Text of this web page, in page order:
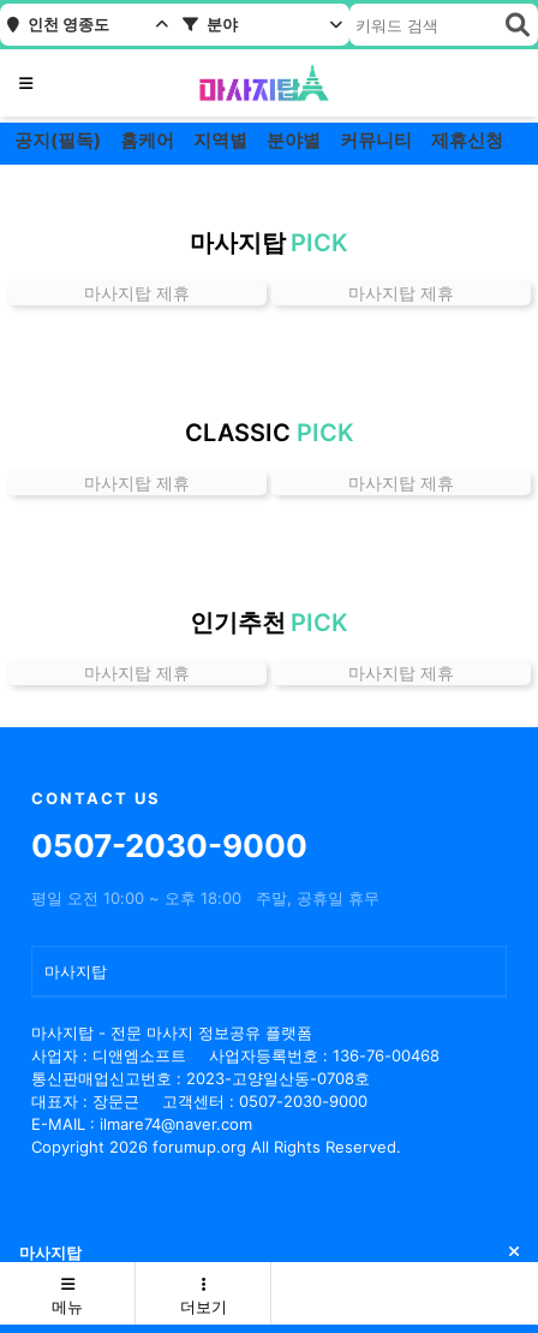
인천 영종도 분야
메뉴
공지(필독) 홈케어 지역별 분야별 커뮤니티 제휴신청
도
위
샵
천
마사지탑 PICK
마사지탑 제휴 마사지탑 제휴
CLASSIC PICK
마사지탑 제휴 마사지탑 제휴
인기추천 PICK
마사지탑 제휴 마사지탑 제휴
CONTACT US
0507-2030-9000
평일 오전 10:00 ~ 오후 18:00 주말, 공휴일 휴무
마사지탑
마사지탑 - 전문 마사지 정보공유 플랫폼
사업자 : 디앤엠소프트
사업자등록번호 : 136-76-00468
통신판매업신고번호 : 2023-고양일산동-0708호
대표자 : 장문근
고객센터 : 0507-2030-9000
E-MAIL : ilmare74@naver.com
Copyright 2026 forumup.org All Rights Reserved.
마사지탑 닫
메뉴 더보기